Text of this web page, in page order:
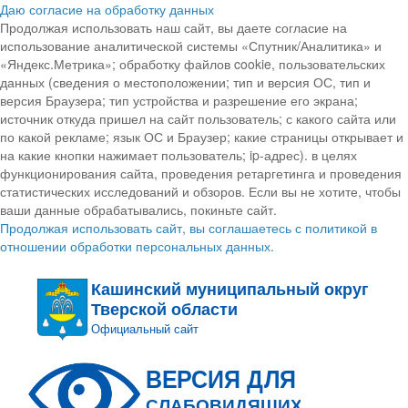
Даю согласие на обработку данных
Продолжая использовать наш сайт, вы даете согласие на
использование аналитической системы «Спутник/Аналитика» и
«Яндекс.Метрика»; обработку файлов cookie, пользовательских
данных (сведения о местоположении; тип и версия ОС, тип и
версия Браузера; тип устройства и разрешение его экрана;
источник откуда пришел на сайт пользователь; с какого сайта или
по какой рекламе; язык ОС и Браузер; какие страницы открывает и
на какие кнопки нажимает пользователь; ip-адрес). в целях
функционирования сайта, проведения ретаргетинга и проведения
статистических исследований и обзоров. Если вы не хотите, чтобы
ваши данные обрабатывались, покиньте сайт.
Продолжая использовать сайт, вы соглашаетесь с политикой в
отношении обработки персональных данных.